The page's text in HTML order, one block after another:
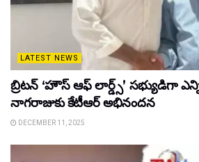
LATEST NEWS
బ్రిటన్ ‘హౌస్ ఆఫ్ లార్డ్స్’ సభ్యుడిగా
నాగరాజుకు కేటీఆర్ అభినందన
DECEMBER 11, 2025